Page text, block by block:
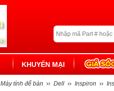
KHUYẾN MẠI
Máy tính để bàn Dell Inspiron